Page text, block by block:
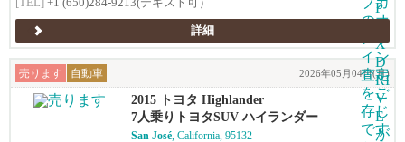
[TEL] +1 (650)284-9213(テキスト可）
詳細
売ります 自動車 2026年05月04日(月)
2015 トヨタ Highlander
7人乗りトヨタSUV ハイランダー
San José, California, 95132